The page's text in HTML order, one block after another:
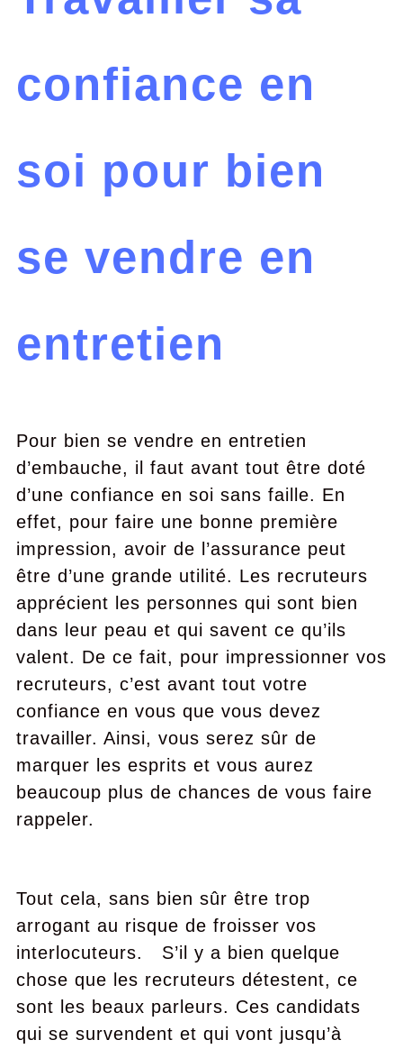
confiance en
soi pour bien
se vendre en
entretien
Pour bien se vendre en entretien
d’embauche, il faut avant tout être doté
d’une confiance en soi sans faille. En
effet, pour faire une bonne première
impression, avoir de l’assurance peut
être d’une grande utilité. Les recruteurs
apprécient les personnes qui sont bien
dans leur peau et qui savent ce qu’ils
valent. De ce fait, pour impressionner vos
recruteurs, c’est avant tout votre
confiance en vous que vous devez
travailler. Ainsi, vous serez sûr de
marquer les esprits et vous aurez
beaucoup plus de chances de vous faire
rappeler.
Tout cela, sans bien sûr être trop
arrogant au risque de froisser vos
interlocuteurs. S’il y a bien quelque
chose que les recruteurs détestent, ce
sont les beaux parleurs. Ces candidats
qui se survendent et qui vont jusqu’à